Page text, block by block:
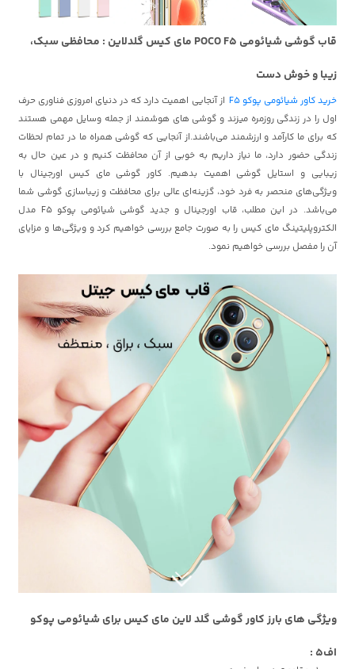
قاب گوشی شیائومی POCO F5 مای کیس گلدلاین : محافظی سبک،
زیبا و خوش دست
خرید کاور شیائومی پوکو F5
از آنجایی اهمیت دارد که در دنیای امروزی فناوری حرف
اول را در زندگی روزمره میزند و گوشی های هوشمند از جمله وسایل مهمی هستند
که برای ما کارآمد و ارزشمند می‌باشند.از آنجایی که گوشی همراه ما در تمام لحظات
زندگی حضور دارد، ما نیاز داریم به خوبی از آن محافظت کنیم و در عین حال به
زیبایی و استایل گوشی اهمیت بدهیم. کاور گوشی مای کیس اورجینال با
ویژگی‌های منحصر به فرد خود، گزینه‌ای عالی برای محافظت و زیباسازی گوشی شما
می‌باشد. در این مطلب، قاب اورجینال و جدید گوشی شیائومی پوکو F5 مدل
الکتروپلیتینگ مای کیس را به صورت جامع بررسی خواهیم کرد و ویژگی‌ها و مزایای
آن را مفصل بررسی خواهیم نمود.
ویژگی های بارز کاور گوشی گلد لاین مای کیس برای شیائومی پوکو
اف5 :